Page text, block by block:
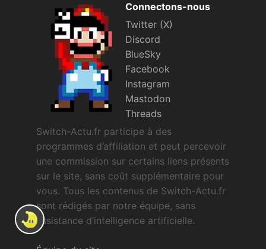
Connectons-nous
Twitter (X)
Discord
BlueSky
Facebook
Instagram
Mastodon
Threads
Switch-Actu.fr participe à des
programmes d’affiliation et peut percevoir
une commission sur certains liens présents
sur le site, sans coût supplémentaire pour
vous. Tous les contenus de Switch-Actu.fr
sont rédigés par notre équipe, sans
assistance d’intelligence artificielle.